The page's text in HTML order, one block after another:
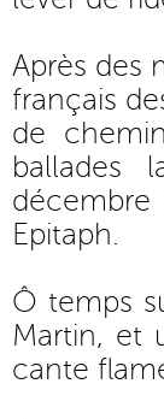
Après des
français
de
ballades
Epitaph.
Ô temps
Martin, et
cante